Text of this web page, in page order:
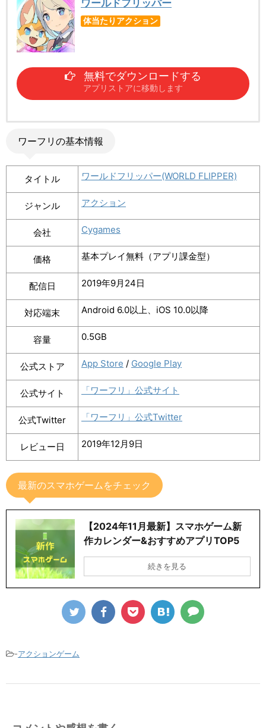
ワールドフリッパー
体当たりアクション
無料でダウンロードする
アプリストアに移動します
ワーフリの基本情報
タイトル ワールドフリッパー(WORLD FLIPPER)
ジャンル アクション
会社 Cygames
価格 基本プレイ無料（アプリ課金型）
配信日 2019年9月24日
対応端末 Android 6.0以上、iOS 10.0以降
容量 0.5GB
公式ストア App Store / Google Play
公式サイト 「ワーフリ」公式サイト
公式Twitter 「ワーフリ」公式Twitter
レビュー日 2019年12月9日
最新のスマホゲームをチェック
【2024年11月最新】スマホゲーム新
作カレンダー&おすすめアプリTOP5
続きを見る
-アクションゲーム